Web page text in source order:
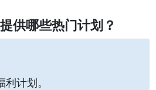
供哪些热门计划？
计划。